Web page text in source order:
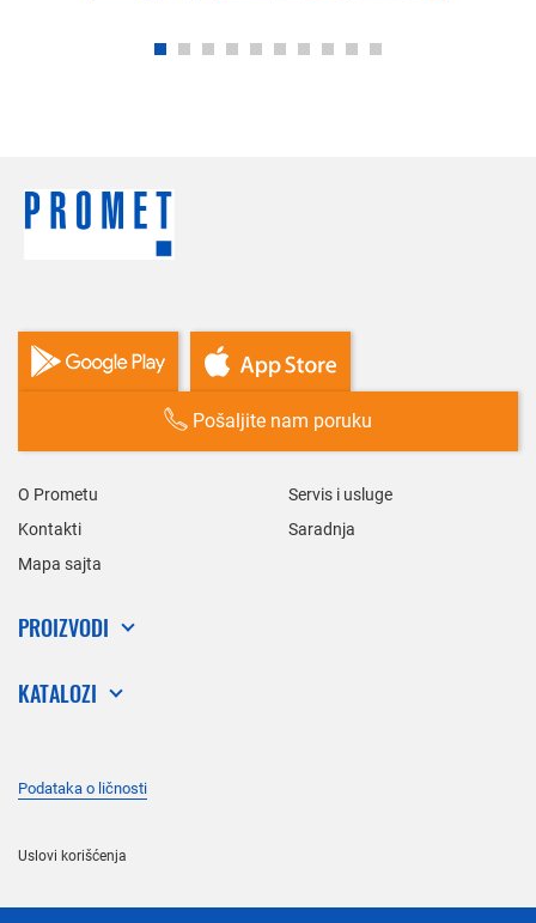
Pošaljite nam poruku
O Prometu
Servis i usluge
Kontakti
Saradnja
Mapa sajta
PROIZVODI
KATALOZI
Podataka o ličnosti
Uslovi korišćenja